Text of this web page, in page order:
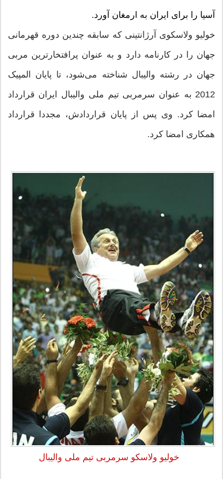
آسیا را برای ایران به ارمغان آورد.
خولیو ولاسکوی آرژانتینی که سابقه چندین دوره قهرمانی
جهان را در کارنامه دارد و به عنوان پرافتخارترین مربی
جهان در رشته والیبال شناخته می‌شود، تا پایان المپیک
2012 به عنوان سرمربی تیم ملی والیبال ایران قرارداد
امضا کرد. وی پس از پایان قراردادش، مجددا قرارداد
همکاری امضا کرد.
خولیو ولاسکو سرمربی تیم ملی والیبال